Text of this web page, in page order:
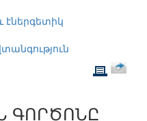
ԳՈՐԾՈՆԸ